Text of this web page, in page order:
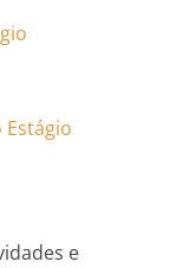
Estágio
e